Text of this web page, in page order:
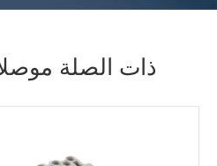
ذات الصلة